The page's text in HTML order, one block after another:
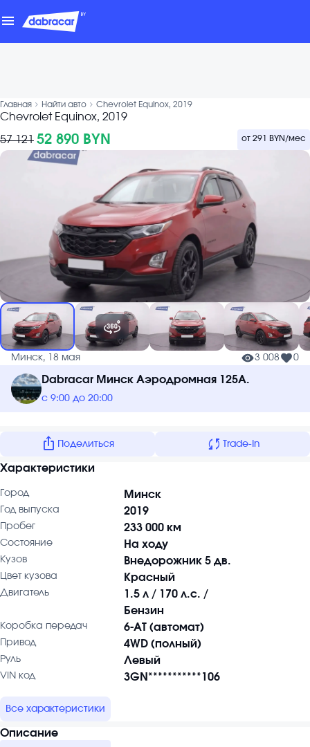
menu
Главная chevron_forward Найти авто chevron_forward Chevrolet Equinox, 2019
Chevrolet Equinox, 2019
57 121 52 890 BYN от 291 BYN /мес
Минск, 18 мая 3 008 0
Dabracar Минск Аэродромная 125А.
с 9:00 до 20:00
ios_share Поделиться sync Trade-In
Характеристики
Город Минск
Год выпуска 2019
Пробег 233 000 км
Состояние На ходу
Кузов Внедорожник 5 дв.
Цвет кузова Красный
Двигатель
1.5 л / 170 л.с. /
Бензин
Коробка передач 6-AT (автомат)
Привод 4WD (полный)
Руль Левый
VIN код 3GN***********106
Все характеристики
Описание